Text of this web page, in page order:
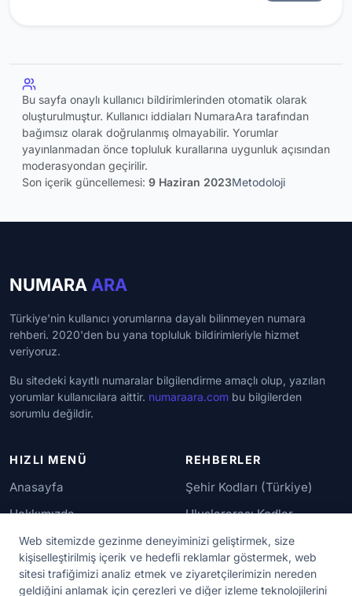
Web sitemizde gezinme deneyiminizi geliştirmek, size
kişiselleştirilmiş içerik ve hedefli reklamlar göstermek, web
sitesi trafiğimizi analiz etmek ve ziyaretçilerimizin nereden
geldiğini anlamak için çerezleri ve diğer izleme teknolojilerini
Bu sayfa onaylı kullanıcı bildirimlerinden otomatik olarak
oluşturulmuştur. Kullanıcı iddiaları NumaraAra tarafından
bağımsız olarak doğrulanmış olmayabilir. Yorumlar
yayınlanmadan önce topluluk kurallarına uygunluk açısından
moderasyondan geçirilir.
Son içerik güncellemesi: 9 Haziran 2023Metodoloji
NUMARA ARA
Türkiye'nin kullanıcı yorumlarına dayalı bilinmeyen numara
rehberi. 2020'den bu yana topluluk bildirimleriyle hizmet
veriyoruz.
Bu sitedeki kayıtlı numaralar bilgilendirme amaçlı olup, yazılan
yorumlar kullanıcılara aittir. numaraara.com bu bilgilerden
sorumlu değildir.
HIZLI MENÜ
Anasayfa
Hakkımızda
İletişim
REHBERLER
Şehir Kodları (Türkiye)
Uluslararası Kodlar
Güvenilir Numaralar
YASAL KORUMA